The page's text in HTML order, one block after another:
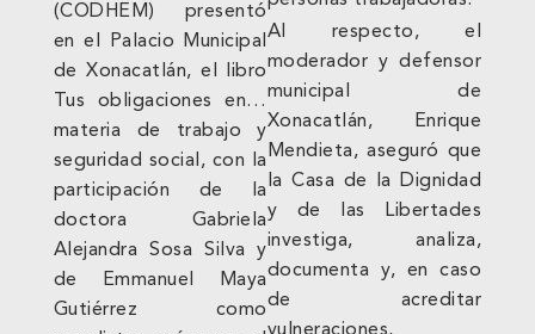
(CODHEM) presentó
en el Palacio Municipal
de Xonacatlán, el libro
Tus obligaciones en…
materia de trabajo y
seguridad social, con la
participación de la
doctora Gabriela
Alejandra Sosa Silva y
de Emmanuel Maya
Gutiérrez como
Al respecto, el
moderador y defensor
municipal de
Xonacatlán, Enrique
Mendieta, aseguró que
la Casa de la Dignidad
y de las Libertades
investiga, analiza,
documenta y, en caso
de acreditar